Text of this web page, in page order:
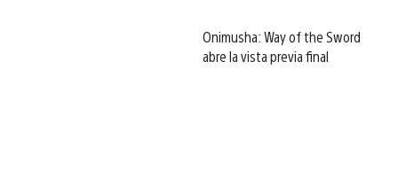
Onimusha: Way of the Sword
abre la vista previa final